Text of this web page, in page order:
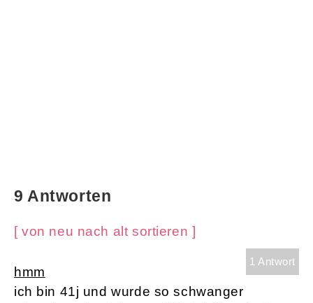
9 Antworten
[ von neu nach alt sortieren ]
1 Antwort
hmm
ich bin 41j und wurde so schwanger